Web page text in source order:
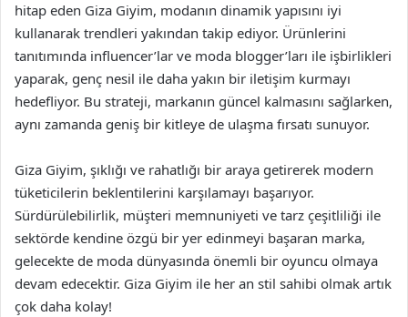
hitap eden Giza Giyim, modanın dinamik yapısını iyi
kullanarak trendleri yakından takip ediyor. Ürünlerini
tanıtımında influencer’lar ve moda blogger’ları ile işbirlikleri
yaparak, genç nesil ile daha yakın bir iletişim kurmayı
hedefliyor. Bu strateji, markanın güncel kalmasını sağlarken,
aynı zamanda geniş bir kitleye de ulaşma fırsatı sunuyor.
Giza Giyim, şıklığı ve rahatlığı bir araya getirerek modern
tüketicilerin beklentilerini karşılamayı başarıyor.
Sürdürülebilirlik, müşteri memnuniyeti ve tarz çeşitliliği ile
sektörde kendine özgü bir yer edinmeyi başaran marka,
gelecekte de moda dünyasında önemli bir oyuncu olmaya
devam edecektir. Giza Giyim ile her an stil sahibi olmak artık
çok daha kolay!